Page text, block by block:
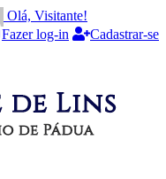
Olá, Visitante!
Fazer log-in
Cadastrar-se